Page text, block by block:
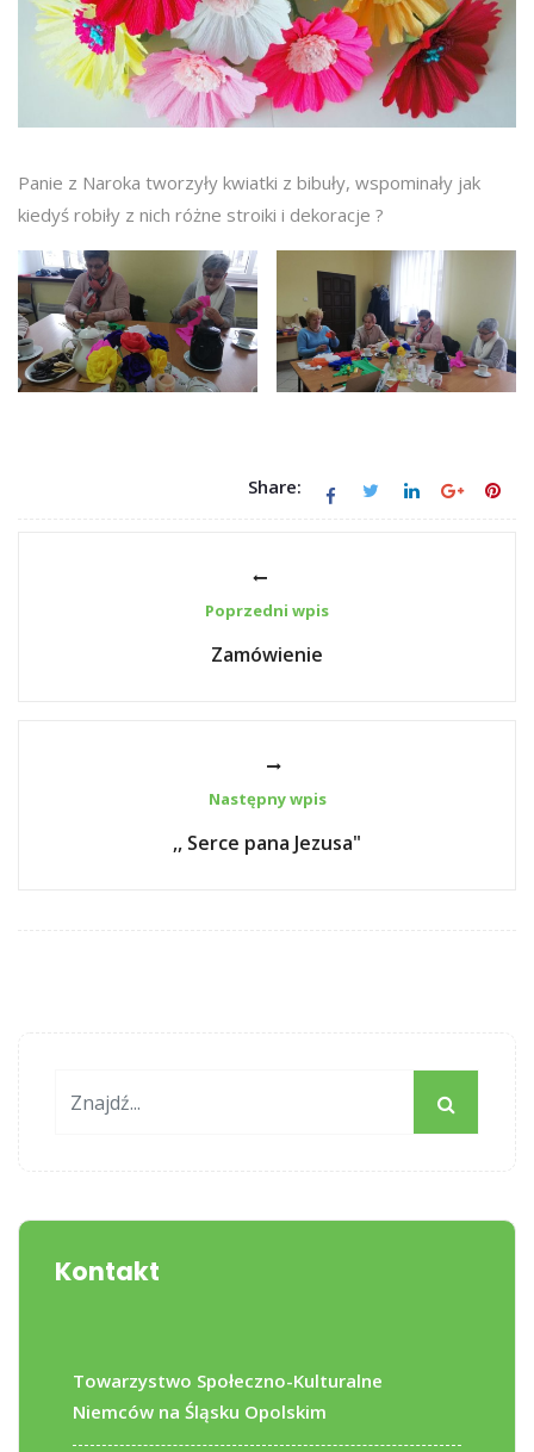
Panie z Naroka tworzyły kwiatki z bibuły, wspominały jak
kiedyś robiły z nich różne stroiki i dekoracje ?
Share:
Poprzedni wpis
Zamówienie
Następny wpis
,, Serce pana Jezusa"
Kontakt
Towarzystwo Społeczno-Kulturalne
Niemców na Śląsku Opolskim